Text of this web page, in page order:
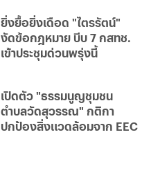
ยิ่งยื้อยิ่งเดือด "ไตรรัตน์"
งัดข้อกฎหมาย บีบ 7 กสทช.
เข้าประชุมด่วนพรุ่งนี้
เปิดตัว "ธรรมนูญชุมชน
ตำบลวัดสุวรรณ" กติกา
ปกป้องสิ่งแวดล้อมจาก EEC